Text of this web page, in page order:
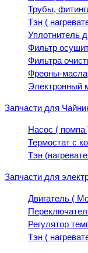
Трубы,
Тэн (
Уплотнитель
Фильтр
Фильтра
Фреоны-масла
Электронный
Запчасти для
Насос ( помпа
Термостат с
Тэн
Запчасти для
Двигатель (
Регулятор
Тэн (